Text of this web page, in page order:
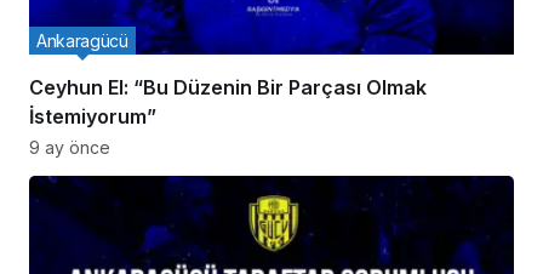
Ceyhun El: “Bu Düzenin Bir Parçası Olmak
İstemiyorum”
Ankaragücü
9 ay önce